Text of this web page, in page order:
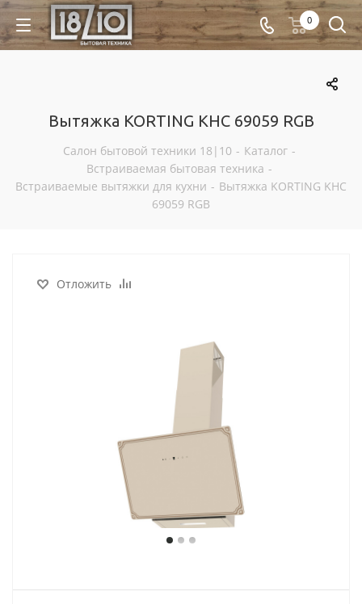
0
Вытяжка KORTING KHC 69059 RGB
Салон бытовой техники 18|10 - Каталог -
Встраиваемая бытовая техника -
Встраиваемые вытяжки для кухни - Вытяжка KORTING KHC
69059 RGB
Отложить